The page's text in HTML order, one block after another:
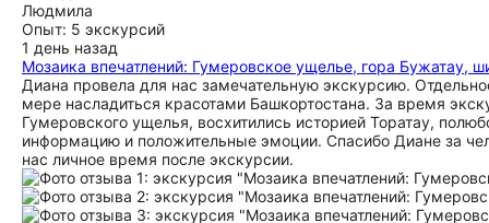
Людмила
Опыт: 5 экскурсий
1 день назад
Мозаика впечатлений: Гумеровское ущелье, гора Бужатау,
Диана провела для нас замечательную экскурсию.
мере насладиться красотами Башкортостана. За время
Гумеровского ущелья, восхитились историей Торатау,
информацию и положительные эмоции. Спасибо Диане за
нас личное время после экскурсии.